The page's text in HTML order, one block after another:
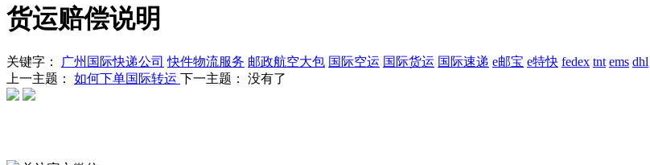
货运赔偿说明
关键字： 广州国际快递公司 快件物流服务 邮政航空大包 国际空运 国际货运 国际速递 e邮宝 e特快 fedex tnt ems dhl
上一主题： 如何下单国际转运 下一主题： 没有了